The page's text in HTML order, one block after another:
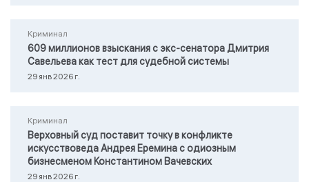
Криминал
609 миллионов взыскания с экс-сенатора Дмитрия
Савельева как тест для судебной системы
29 янв 2026 г.
Криминал
Верховный суд поставит точку в конфликте
искусствоведа Андрея Еремина с одиозным
бизнесменом Константином Вачевских
29 янв 2026 г.